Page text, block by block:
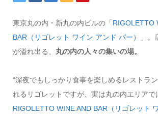
東京丸の内・新丸の内ビルの「 RIGOLETTO
BAR（リゴレット ワイン アンド バー）
」。
が溢れ出る、 丸の内の人々の集いの場。
“深夜でもしっかり食事を楽しめるレストラ
れるリゴレットですが、実は丸の内エリアで
RIGOLETTO WINE AND BAR（リゴレット